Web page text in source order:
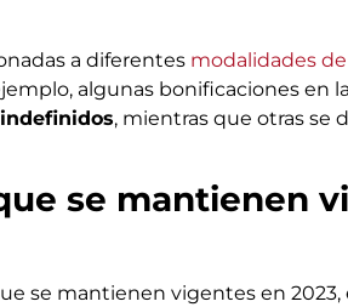
a diferentes modalidades
algunas bonificaciones en
, mientras que otras se
se mantienen
se mantienen vigentes en 2023,